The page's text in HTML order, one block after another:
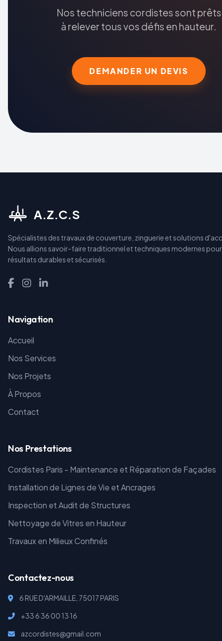
Nos techniciens cordistes sont prêts
à relever tous vos défis en hauteur.
DEMANDER UN DEVIS
A.Z.C.S
Spécialistes des travaux de couverture, zinguerie et solutions
Nous allions savoir-faire traditionnel et techniques modernes
résultats durables et sécurisés.
Navigation
Accueil
Nos Services
Nos Projets
À Propos
Contact
Nos Prestations
Cordistes Paris - Maintenance et Réparation de Façades
Installation de Lignes de Vie et Ancrages
Inspection et Audit de Structures
Nettoyage de Vitres en Hauteur
Travaux en Milieux Confinés
Contactez-nous
6 RUE D'ARMAILLE, 75017 PARIS
+33 6 36 00 13 16
azcordistes@gmail.com